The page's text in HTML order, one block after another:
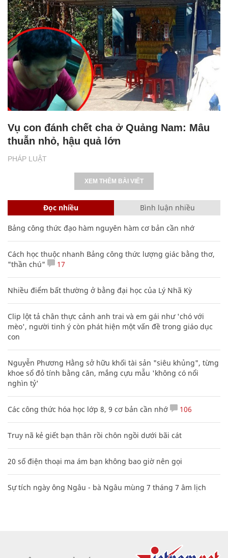
PHÁP LUẬT
Vụ con đánh chết cha ở Quảng Nam: Mâu
thuẫn nhỏ, hậu quả lớn
XEM THÊM BÀI VIẾT
Đọc nhiều Bình luận nhiều
Bảng công thức đạo hàm nguyên hàm cơ bản cần nhớ
Cách học thuộc nhanh Bảng công thức lượng giác bằng thơ,
"thần chú"
17
Nhiều điểm bất thường ở bằng đại học của Lý Nhã Kỳ
Clip lột tả chân thực cảnh anh trai và em gái như 'chó với
mèo', người tinh ý còn phát hiện một vấn đề trong giáo dục
con
Nguyễn Phương Hằng sở hữu khối tài sản "siêu khủng", từng
khoe sổ đỏ tính bằng cân, mắng cựu mẫu 'không có nổi
nghìn tỷ'
Các công thức hóa học lớp 8, 9 cơ bản cần nhớ 106
Truy nã kẻ giết bạn thân rồi chôn ngồi dưới bãi cát
20 số điện thoại ma ám bạn không bao giờ nên gọi
Sự tích ngày ông Ngâu - bà Ngâu mùng 7 tháng 7 âm lịch